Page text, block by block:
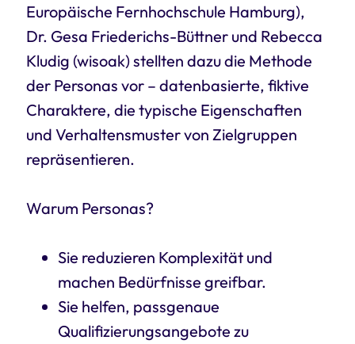
Europäische Fernhochschule Hamburg),
Dr. Gesa Friederichs-Büttner und Rebecca
Kludig (wisoak) stellten dazu die Methode
der Personas vor – datenbasierte, fiktive
Charaktere, die typische Eigenschaften
und Verhaltensmuster von Zielgruppen
repräsentieren.
Warum Personas?
Sie reduzieren Komplexität und
machen Bedürfnisse greifbar.
Sie helfen, passgenaue
Qualifizierungsangebote zu